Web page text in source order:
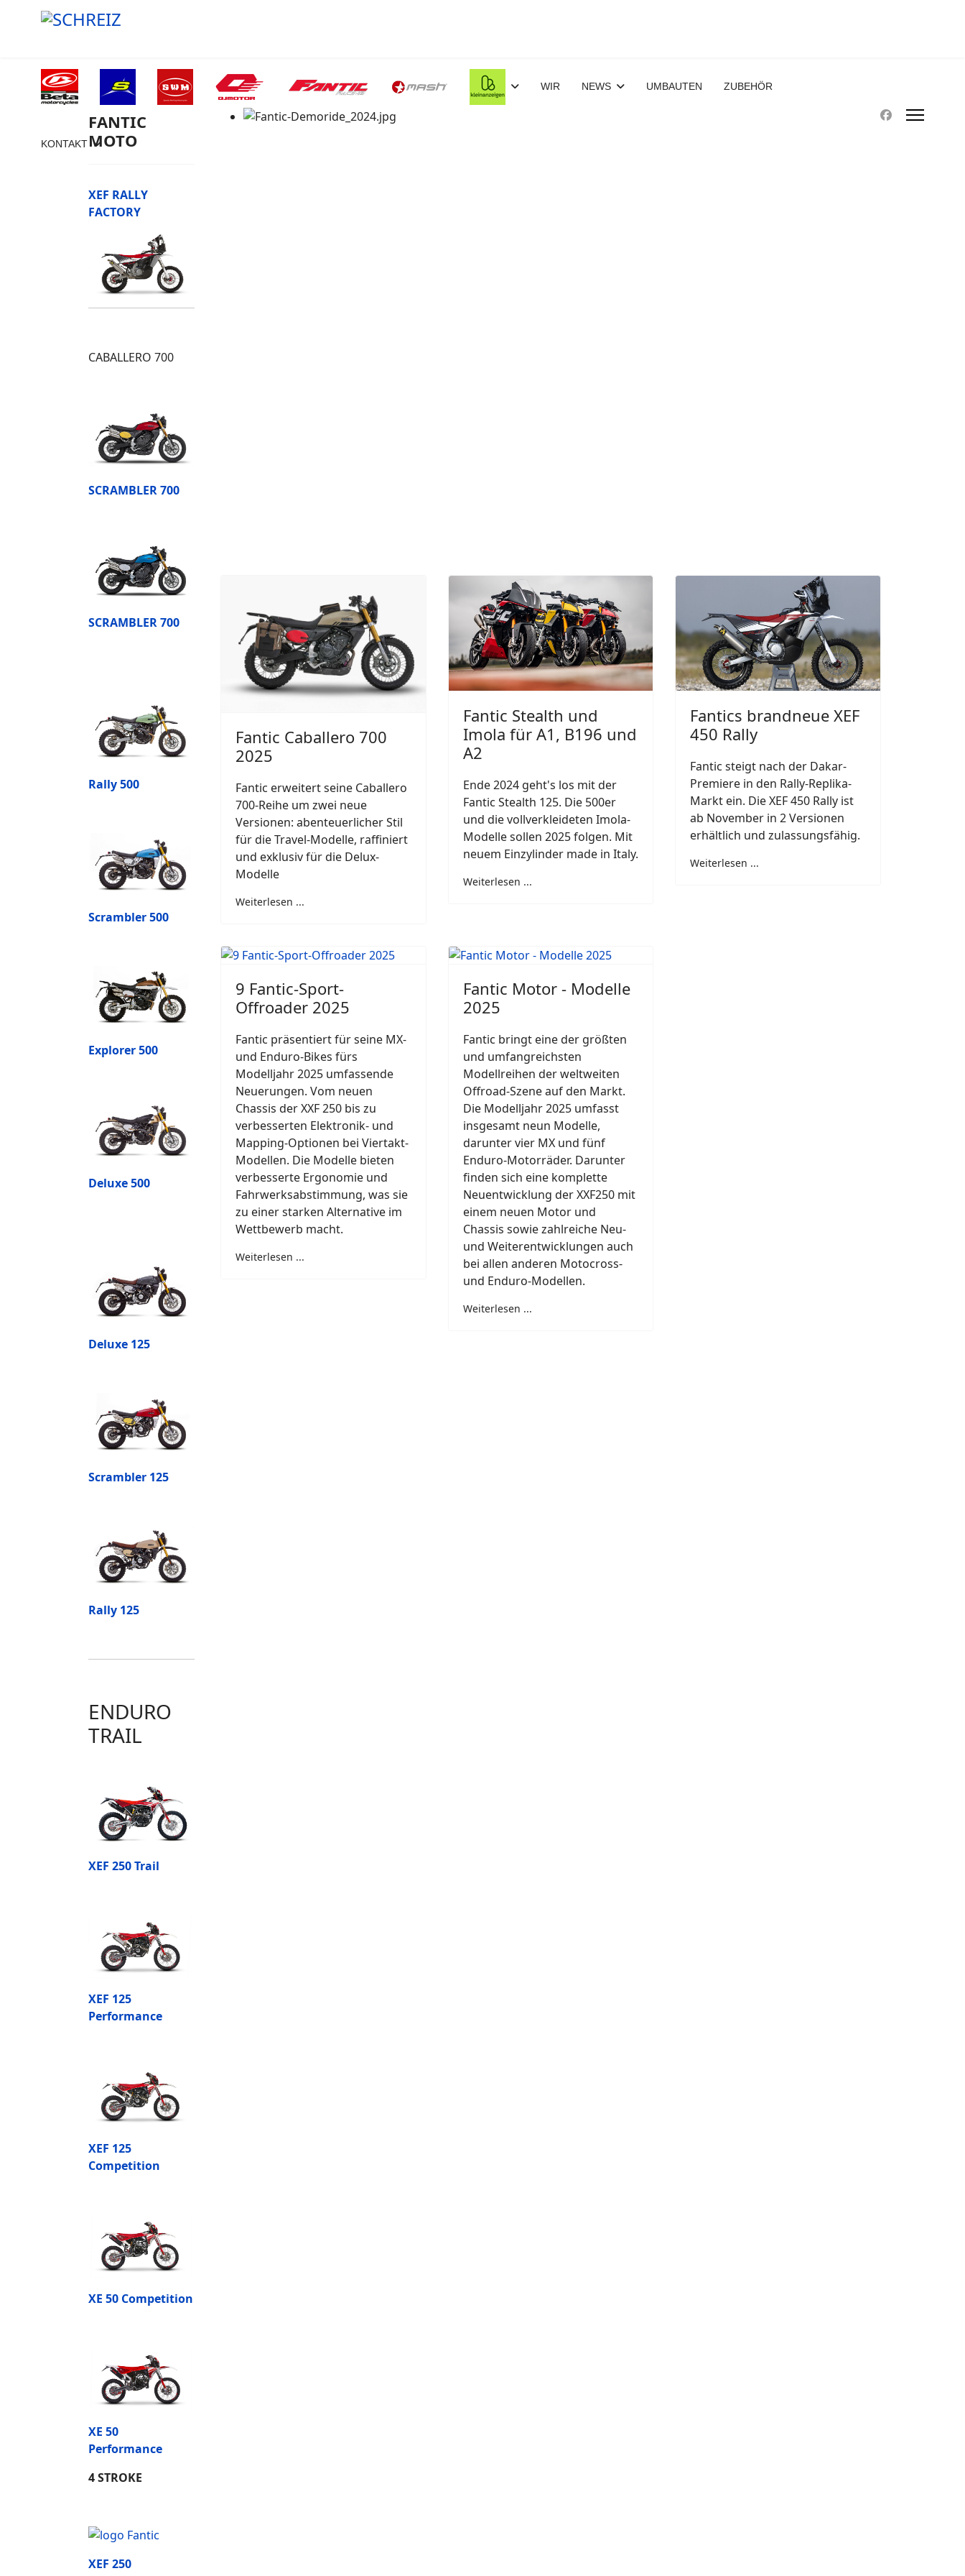
WIR NEWS UMBAUTEN ZUBEHÖR
KONTAKT
FANTIC
MOTO
XEF RALLY
FACTORY
CABALLERO 700
SCRAMBLER 700
SCRAMBLER 700
Rally 500
Scrambler 500
Explorer 500
Deluxe 500
Deluxe 125
Scrambler 125
Rally 125
ENDURO
TRAIL
XEF 250 Trail
XEF 125
Performance
XEF 125
Competition
XE 50 Competition
XE 50
Performance
4 STROKE
XEF 250
Fantic Caballero 700
2025
Fantic erweitert seine Caballero
700-Reihe um zwei neue
Versionen: abenteuerlicher Stil
für die Travel-Modelle, raffiniert
und exklusiv für die Delux-
Modelle
Weiterlesen ...
Fantic Stealth und
Imola für A1, B196 und
A2
Ende 2024 geht's los mit der
Fantic Stealth 125. Die 500er
und die vollverkleideten Imola-
Modelle sollen 2025 folgen. Mit
neuem Einzylinder made in Italy.
Weiterlesen ...
Fantics brandneue XEF
450 Rally
Fantic steigt nach der Dakar-
Premiere in den Rally-Replika-
Markt ein. Die XEF 450 Rally ist
ab November in 2 Versionen
erhältlich und zulassungsfähig.
Weiterlesen ...
9 Fantic-Sport-
Offroader 2025
Fantic präsentiert für seine MX-
und Enduro-Bikes fürs
Modelljahr 2025 umfassende
Neuerungen. Vom neuen
Chassis der XXF 250 bis zu
verbesserten Elektronik- und
Mapping-Optionen bei Viertakt-
Modellen. Die Modelle bieten
verbesserte Ergonomie und
Fahrwerksabstimmung, was sie
zu einer starken Alternative im
Wettbewerb macht.
Weiterlesen ...
Fantic Motor - Modelle
2025
Fantic bringt eine der größten
und umfangreichsten
Modellreihen der weltweiten
Offroad-Szene auf den Markt.
Die Modelljahr 2025 umfasst
insgesamt neun Modelle,
darunter vier MX und fünf
Enduro-Motorräder. Darunter
finden sich eine komplette
Neuentwicklung der XXF250 mit
einem neuen Motor und
Chassis sowie zahlreiche Neu-
und Weiterentwicklungen auch
bei allen anderen Motocross-
und Enduro-Modellen.
Weiterlesen ...